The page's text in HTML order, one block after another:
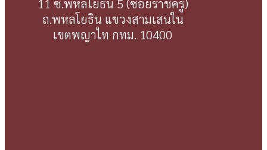
11 ซ.พหลโยธิน 5 (ซอยราชครู)
ถ.พหลโยธิน แขวงสามเสนใน
เขตพญาไท กทม. 10400